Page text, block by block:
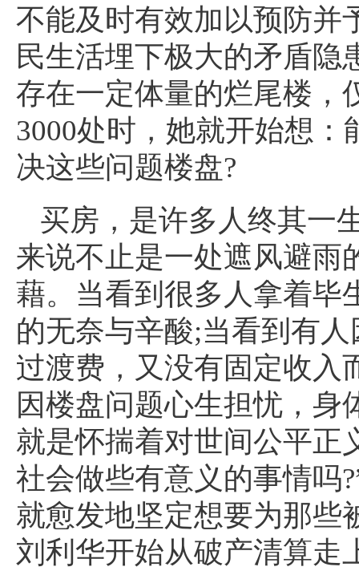
不能及时有效加以预防并
民生活埋下极大的矛盾隐
存在一定体量的烂尾楼，
3000处时，她就开始想
决这些问题楼盘?
买房，是许多人终其一
来说不止是一处遮风避雨
藉。当看到很多人拿着毕
的无奈与辛酸;当看到有
过渡费，又没有固定收入
因楼盘问题心生担忧，身
就是怀揣着对世间公平正
社会做些有意义的事情吗
就愈发地坚定想要为那些
刘利华开始从破产清算走